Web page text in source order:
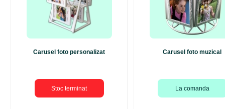
Carusel foto personalizat
Stoc terminat
Carusel foto muzical
La comanda